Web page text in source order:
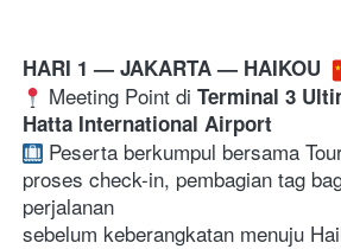
HARI 1 — JAKARTA — HAIKOU
Meeting Point di Terminal 3
Hatta International Airport
Peserta berkumpul bersama
proses check-in, pembagian tag
perjalanan
sebelum keberangkatan menuju